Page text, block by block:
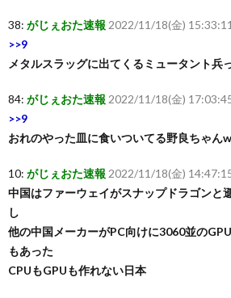
38: がじぇおた速報 2022/11/18(金)
>>9
メタルスラッグに出てくるミュータント兵
84: がじぇおた速報 2022/11/18(金)
>>9
おれのやった皿に食いついてる野良ちゃんw
10: がじぇおた速報 2022/11/18(金)
中国はファーウェイがスナップドラゴンと
し
他の中国メーカーがPC向けに3060並の
もあった
CPUもGPUも作れない日本